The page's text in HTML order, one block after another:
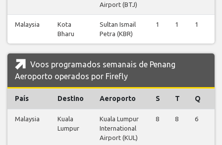
Airport (BTJ)
Malaysia
Kota
Bharu
Sultan Ismail
Petra (KBR)
1 1 1
Voos programados semanais de Penang
Aeroporto operados por Firefly
País Destino Aeroporto S T Q
Malaysia
Kuala
Lumpur
Kuala Lumpur
International
Airport (KUL)
8 8 6